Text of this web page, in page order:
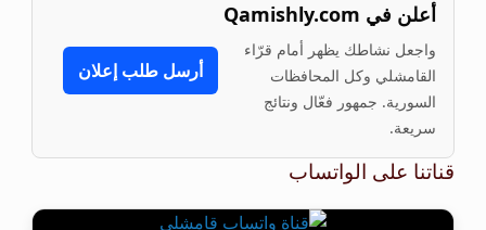
أعلن في Qamishly.com
واجعل نشاطك يظهر أمام قرّاء
القامشلي وكل المحافظات
السورية. جمهور فعّال ونتائج
سريعة.
أرسل طلب إعلان
قناتنا على الواتساب